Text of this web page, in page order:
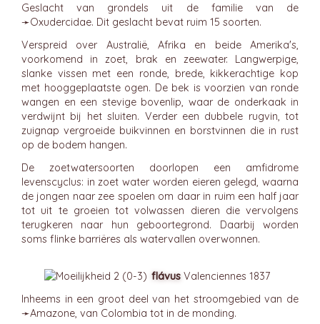
Geslacht van grondels uit de familie van de
➛Oxudercidae. Dit geslacht bevat ruim 15 soorten.
Verspreid over Australië, Afrika en beide Amerika's,
voorkomend in zoet, brak en zeewater. Langwerpige,
slanke vissen met een ronde, brede, kikkerachtige kop
met hooggeplaatste ogen. De bek is voorzien van ronde
wangen en een stevige bovenlip, waar de onderkaak in
verdwijnt bij het sluiten. Verder een dubbele rugvin, tot
zuignap vergroeide buikvinnen en borstvinnen die in rust
op de bodem hangen.
De zoetwatersoorten doorlopen een amfidrome
levenscyclus: in zoet water worden eieren gelegd, waarna
de jongen naar zee spoelen om daar in ruim een half jaar
tot uit te groeien tot volwassen dieren die vervolgens
terugkeren naar hun geboortegrond. Daarbij worden
soms flinke barriëres als watervallen overwonnen.
flávus Valenciennes 1837
Inheems in een groot deel van het stroomgebied van de
➛Amazone, van Colombia tot in de monding.